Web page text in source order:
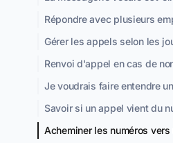
Répondre avec plusieurs
Gérer les appels selon les
Renvoi d'appel en cas de
Je voudrais faire entendre
Savoir si un appel vient du
Acheminer les numéros vers